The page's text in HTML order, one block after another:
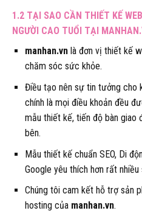
1.2 TẠI SAO CẦN THIẾT KẾ W
NGƯỜI CAO TUỔI TẠI
manhan.vnlà đơn vị thiết kế
chăm sóc sức khỏe.
Điều tạo nên sự tin tưởng cho
chính là mọi điều khoản đều
mẫu thiết kế, tiến độ bàn giao
bên.
Mẫu thiết kế chuẩn SEO, Di
Google yêu thích hơn rất
Chúng tôi cam kết hỗ trợ sản
hosting của manhan.vn.